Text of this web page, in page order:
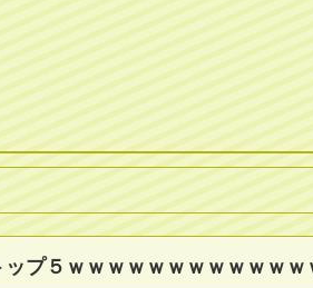
プ５ｗｗｗｗｗｗｗｗｗｗｗ